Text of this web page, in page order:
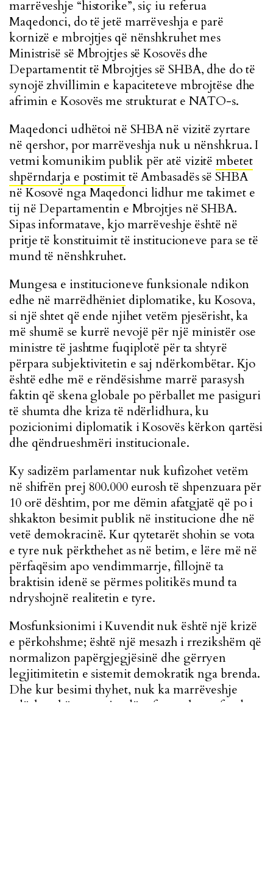
marrëveshje “historike”, siç iu referua
Maqedonci, do të jetë marrëveshja e parë
kornizë e mbrojtjes që nënshkruhet mes
Ministrisë së Mbrojtjes së Kosovës dhe
Departamentit të Mbrojtjes së SHBA, dhe do të
synojë zhvillimin e kapaciteteve mbrojtëse dhe
afrimin e Kosovës me strukturat e NATO-s.
Maqedonci udhëtoi në SHBA në vizitë zyrtare
në qershor, por marrëveshja nuk u nënshkrua. I
vetmi komunikim publik për atë vizitëmbetet
shpërndarja e postimittë Ambasadës së SHBA
në Kosovë nga Maqedonci lidhur me takimet e
tij në Departamentin e Mbrojtjes në SHBA.
Sipas informatave, kjo marrëveshje është në
pritje të konstituimit të institucioneve para se të
mund të nënshkruhet.
Mungesa e institucioneve funksionale ndikon
edhe në marrëdhëniet diplomatike, ku Kosova,
si një shtet që ende njihet vetëm pjesërisht, ka
më shumë se kurrë nevojë për një ministër ose
ministre të jashtme fuqiplotë për ta shtyrë
përpara subjektivitetin e saj ndërkombëtar. Kjo
është edhe më e rëndësishme marrë parasysh
faktin që skena globale po përballet me pasiguri
të shumta dhe kriza të ndërlidhura, ku
pozicionimi diplomatik i Kosovës kërkon qartësi
dhe qëndrueshmëri institucionale.
Ky sadizëm parlamentar nuk kufizohet vetëm
në shifrën prej 800.000 eurosh të shpenzuara për
10 orë dështim, por me dëmin afatgjatë që po i
shkakton besimit publik në institucione dhe në
vetë demokracinë. Kur qytetarët shohin se vota
e tyre nuk përkthehet as në betim, e lëre më në
përfaqësim apo vendimmarrje, fillojnë ta
braktisin idenë se përmes politikës mund ta
ndryshojnë realitetin e tyre.
Mosfunksionimi i Kuvendit nuk është një krizë
e përkohshme; është një mesazh i rrezikshëm që
normalizon papërgjegjësinë dhe gërryen
legjitimitetin e sistemit demokratik nga brenda.
Dhe kur besimi thyhet, nuk ka marrëveshje
ndërkombëtare, agjendë reformash apo fonde